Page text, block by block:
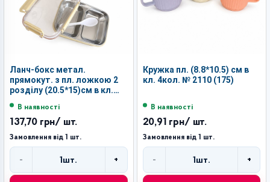
Ланч-бокс метал.
прямокут. з пл. ложкою 2
розділу (20.5*15)см в кл.
В наявності
137,70 грн/ шт.
Замовлення від 1 шт.
- 1 шт. +
Кружка пл. (8.8*10.5) см в
кл. 4кол. № 2110 (175)
В наявності
20,91 грн/ шт.
Замовлення від 1 шт.
- 1 шт. +